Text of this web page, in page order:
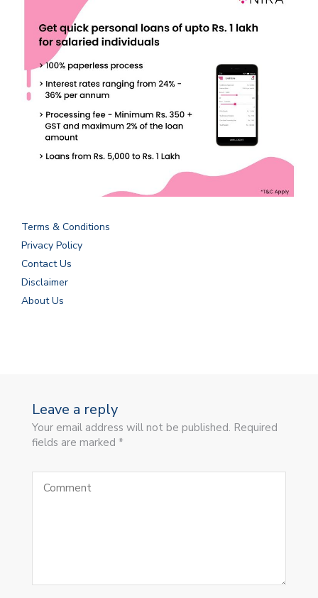
Terms & Conditions
Privacy Policy
Contact Us
Disclaimer
About Us
Leave a reply
Your email address will not be published. Required
fields are marked *